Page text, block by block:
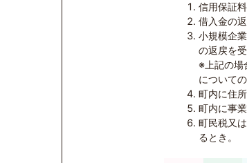
信用保証
借入金の
小規模企
の返戻を
※上記の場
について
町内に住
町内に事
町民税又
るとき。